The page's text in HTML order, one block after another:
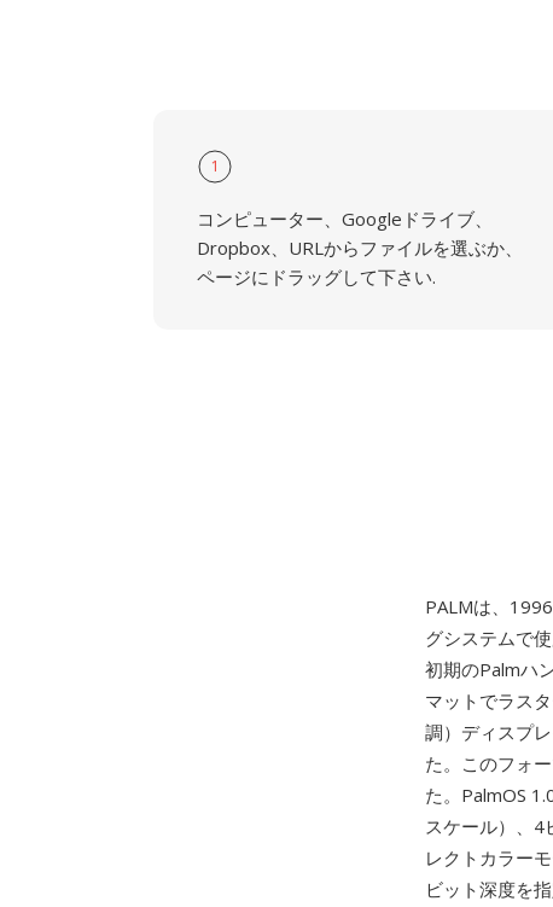
1
コンピューター、Googleドライブ、
Dropbox、URLからファイルを選ぶか、
ページにドラッグして下さい.
PALMは、
グシステムで
初期のPalmハ
マットでラス
調）ディスプ
た。このフォ
た。PalmOS
スケール）、4
レクトカラー
ビット深度を